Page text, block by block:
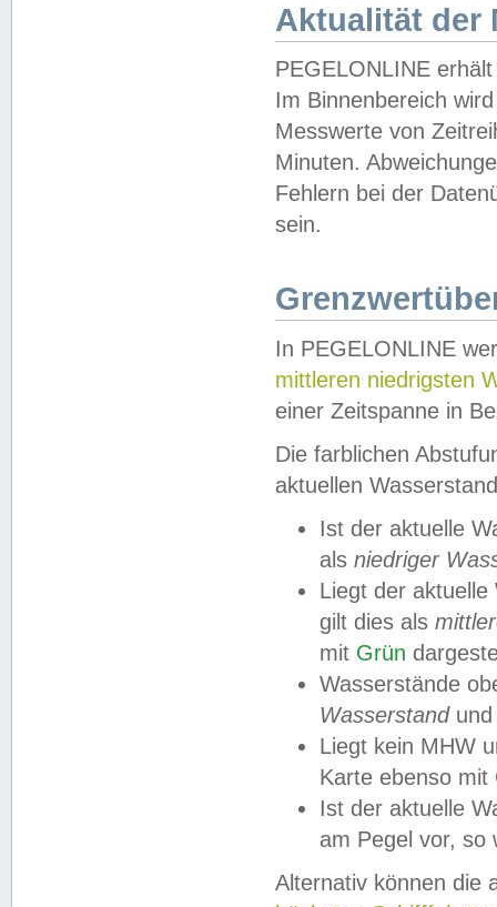
Aktualität der
PEGELONLINE
Im Binnenbereich
Messwerte von
Minuten.
Fehlern bei der
sein.
In PEGELONLINE
mittleren niedrigsten
einer Zeitspanne in
Die farblichen
aktuellen
Ist der aktuelle
als niedriger
Liegt der
gilt dies als
mit Grün
Wasserstände
Wasserstandund
Liegt kein MHW
Karte ebenso mit
Ist der aktuelle
am Pegel vor,
Alternativ können die